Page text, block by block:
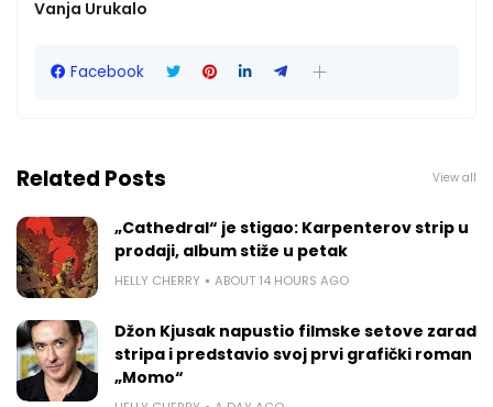
Vanja Urukalo
Facebook
Related Posts View all
„Cathedral“ je stigao: Karpenterov strip u
prodaji, album stiže u petak
HELLY CHERRY ABOUT 14 HOURS AGO
Džon Kjusak napustio filmske setove zarad
stripa i predstavio svoj prvi grafički roman
„Momo“